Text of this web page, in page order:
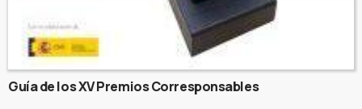
Guía de los XV Premios Corresponsables